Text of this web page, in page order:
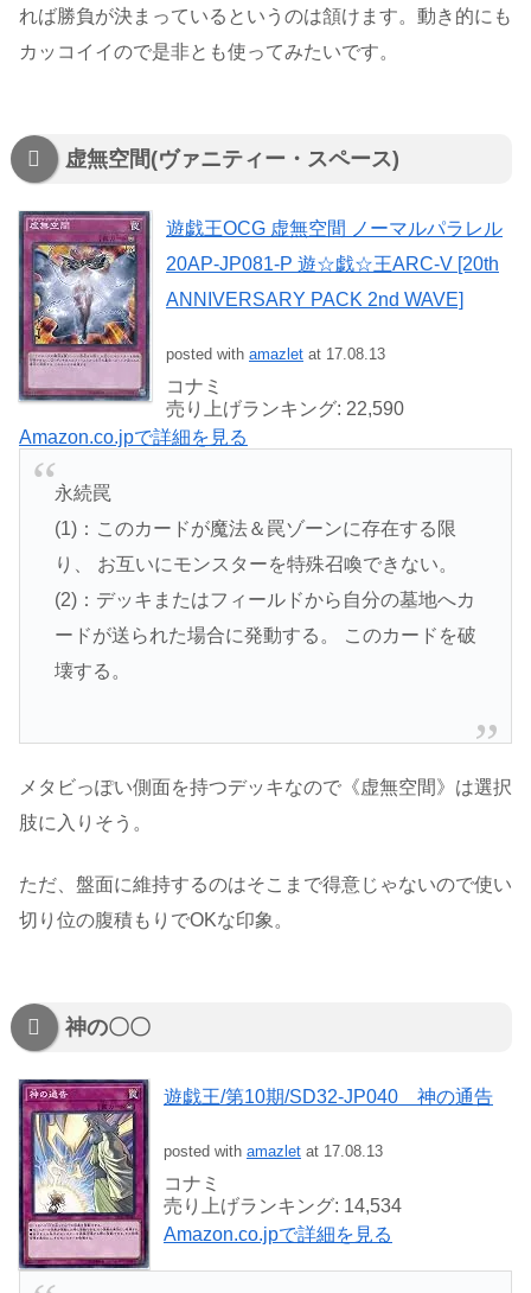
れば勝負が決まっているというのは頷けます。動き的にも
カッコイイので是非とも使ってみたいです。
虚無空間(ヴァニティー・スペース)
遊戯王OCG 虚無空間 ノーマルパラレル
20AP-JP081-P 遊☆戯☆王ARC-V [20th
ANNIVERSARY PACK 2nd WAVE]
posted with amazlet at 17.08.13
コナミ
売り上げランキング: 22,590
Amazon.co.jpで詳細を見る
永続罠
(1)：このカードが魔法＆罠ゾーンに存在する限
り、 お互いにモンスターを特殊召喚できない。
(2)：デッキまたはフィールドから自分の墓地へカ
ードが送られた場合に発動する。 このカードを破
壊する。
メタビっぽい側面を持つデッキなので《虚無空間》は選択
肢に入りそう。
ただ、盤面に維持するのはそこまで得意じゃないので使い
切り位の腹積もりでOKな印象。
神の〇〇
遊戯王/第10期/SD32-JP040 神の通告
posted with amazlet at 17.08.13
コナミ
売り上げランキング: 14,534
Amazon.co.jpで詳細を見る